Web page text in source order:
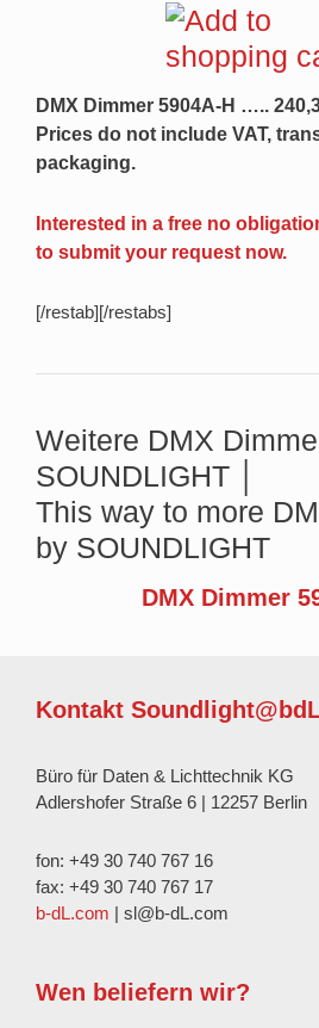
DMX Dimmer 5904A-H …..
Prices do not include VAT,
packaging.
Interested in a free no
to submit your request now.
[/restab][/restabs]
Weitere DMX
SOUNDLIGHT
This way to more
by SOUNDLIGHT
DMX Dimmer
Kontakt
Büro für Daten & Lichttechnik KG
Adlershofer Straße 6 | 12257 Berlin
fon: +49 30 740 767 16
fax: +49 30 740 767 17
b-dL.com | sl@b-dL.com
Wen beliefern wir?